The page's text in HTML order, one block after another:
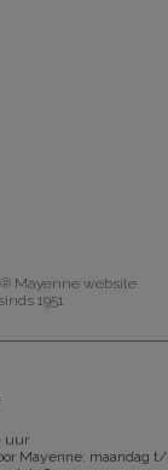
Mayenne website
1951
uur
Mayenne: maandag